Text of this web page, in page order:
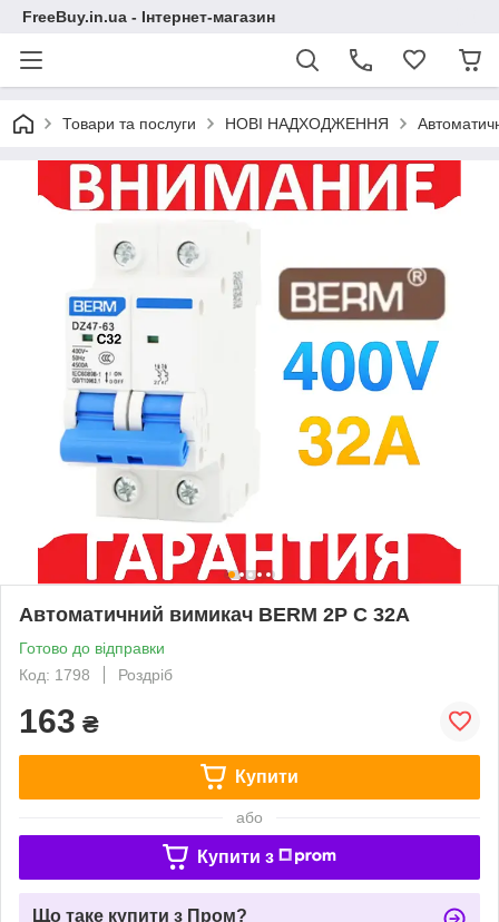
FreeBuy.in.ua - Інтернет-магазин
Товари та послуги НОВІ НАДХОДЖЕННЯ
Автоматичний вимикач BERM 2Р C 32А
Готово до відправки
Код: 1798
Роздріб
163 ₴
Купити
або
Купити з
Що таке купити з Пром?